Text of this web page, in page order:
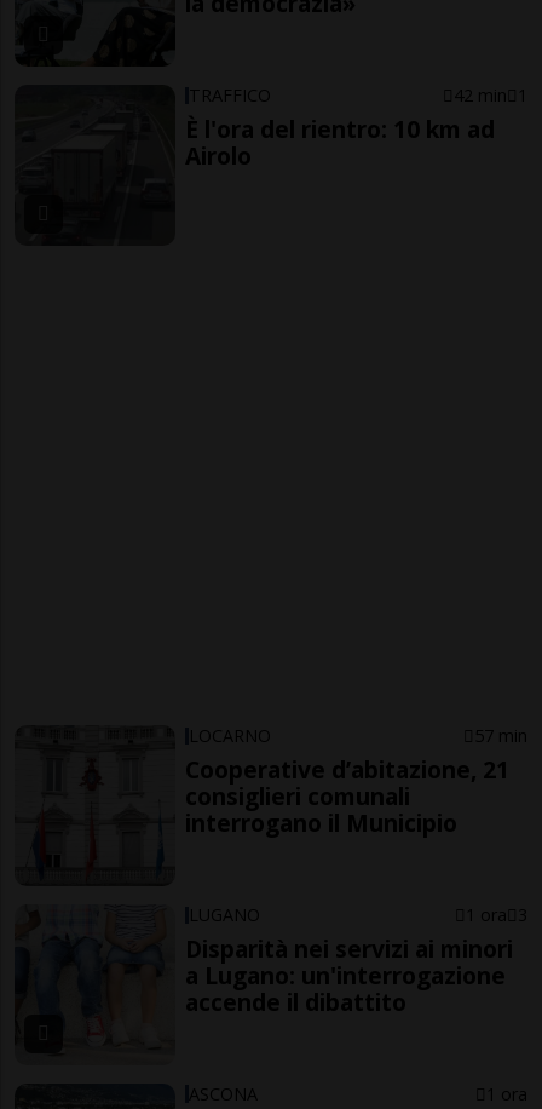
TRAFFICO 42 min 1
È l'ora del rientro: 10 km ad
Airolo
LOCARNO 57 min
Cooperative d’abitazione, 21
consiglieri comunali
interrogano il Municipio
LUGANO 1 ora 3
Disparità nei servizi ai minori
a Lugano: un'interrogazione
accende il dibattito
ASCONA 1 ora